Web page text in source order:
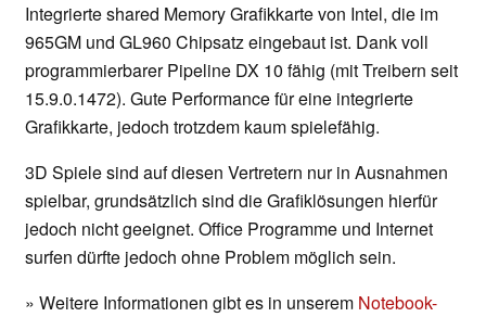
Integrierte shared Memory Grafikkarte von Intel, die im
965GM und GL960 Chipsatz eingebaut ist. Dank voll
programmierbarer Pipeline DX 10 fähig (mit Treibern seit
15.9.0.1472). Gute Performance für eine integrierte
Grafikkarte, jedoch trotzdem kaum spielefähig.
3D Spiele sind auf diesen Vertretern nur in Ausnahmen
spielbar, grundsätzlich sind die Grafiklösungen hierfür
jedoch nicht geeignet. Office Programme und Internet
surfen dürfte jedoch ohne Problem möglich sein.
» Weitere Informationen gibt es in unserem Notebook-